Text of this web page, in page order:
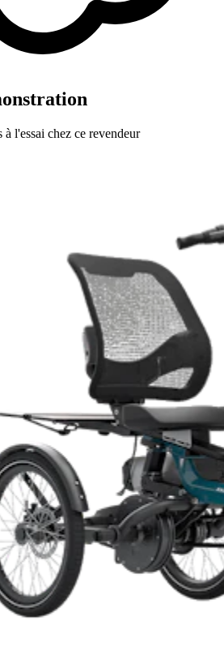
l'essai chez ce revendeur